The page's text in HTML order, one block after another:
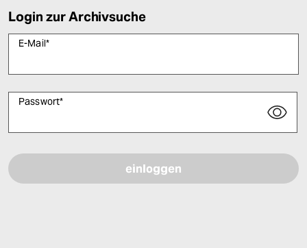
Login zur Archivsuche
E-Mail*
Passwort*